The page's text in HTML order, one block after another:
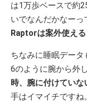
は1万歩ベースで約
いでなんだかなーっ
Raptorは案外使える
ちなみに睡眠デー
6のように腕から外
時、腕に付けていな
手はイマイチですね。